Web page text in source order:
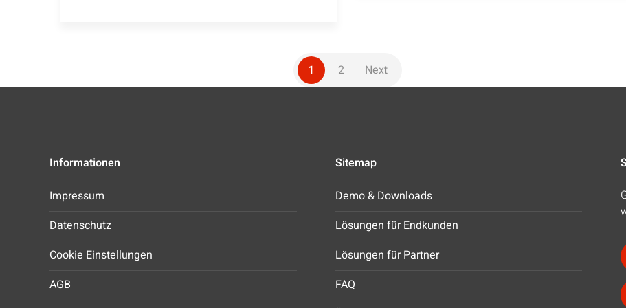
1 2 Next
Informationen
Impressum
Datenschutz
Cookie Einstellungen
AGB
Sitemap
Demo & Downloads
Lösungen für Endkunden
Lösungen für Partner
FAQ